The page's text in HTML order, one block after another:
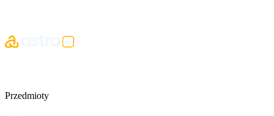
Przedmioty